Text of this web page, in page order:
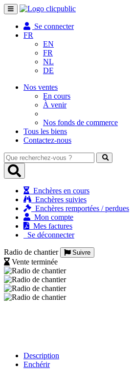
Toggle
navigation
Se connecter
FR
EN
FR
NL
DE
Nos ventes
En cours
À venir
Nos fonds de commerce
Tous les biens
Contactez-nous
Que
recherchez-
vous
Enchères en cours
Enchères suivies
Enchères remportées / perdues
Mon compte
Mes factures
Se déconnecter
Radio de chantier Suivre
Vente terminée
Description
Enchérir